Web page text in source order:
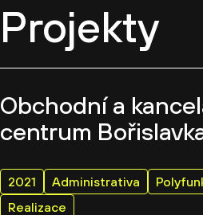
Projekty
Obchodní a
centrum
2021 Administrativa
Realizace